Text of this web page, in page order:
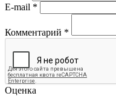
E-mail *
Комментарий *
Оценка